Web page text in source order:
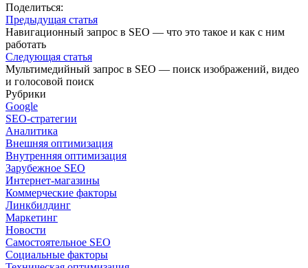
Поделиться:
Предыдущая статья
Навигационный запрос в SEO — что это такое и как с ним
работать
Следующая статья
Мультимедийный запрос в SEO — поиск изображений, видео
и голосовой поиск
Рубрики
Google
SEO-стратегии
Аналитика
Внешняя оптимизация
Внутренняя оптимизация
Зарубежное SEO
Интернет-магазины
Коммерческие факторы
Линкбилдинг
Маркетинг
Новости
Самостоятельное SEO
Социальные факторы